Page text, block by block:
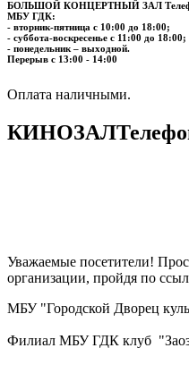
БОЛЬШОЙ КОНЦЕРТНЫЙ ЗАЛ
МБУ ГДК:
- вторник-пятница с 10:00 до 18:00;
- суббота-воскресенье с 11:00 до 18:00;
- понедельник – выходной.
Перерыв с 13:00 - 14:00
​​​​​​​Оплата наличными.
КИНОЗАЛ
Уважаемые посетители!
организации, пройдя по
МБУ "Городской Дворец
Филиал МБУ ГДК клуб